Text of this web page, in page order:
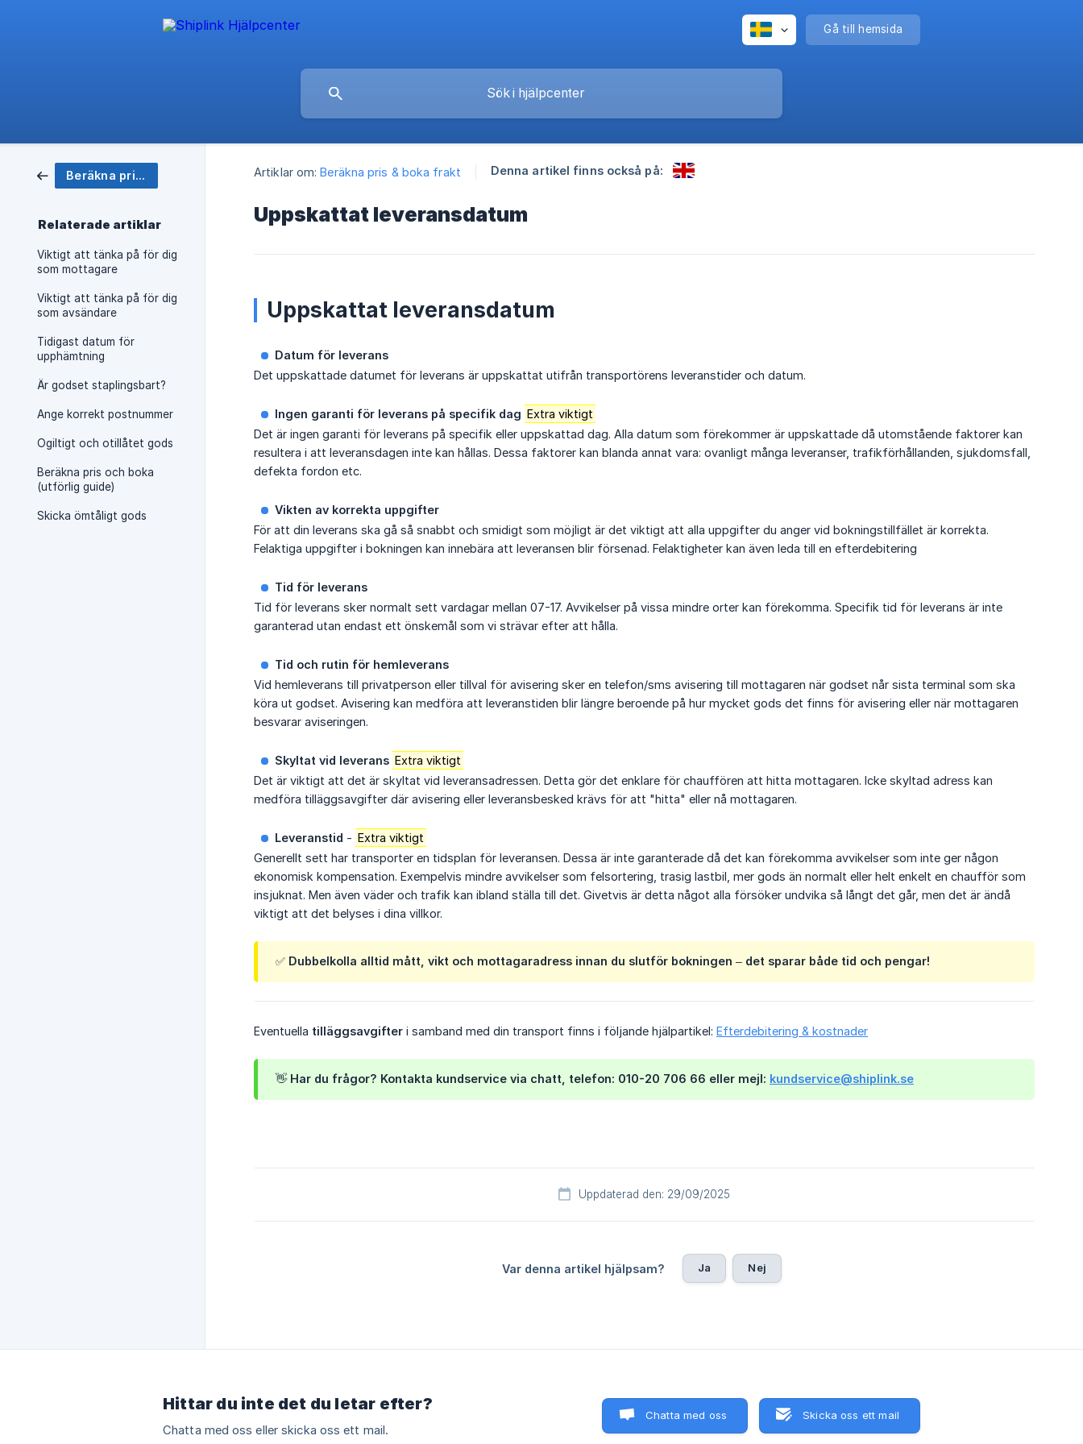
Gå till hemsida
Beräkna pris & boka frakt
Relaterade artiklar
Viktigt att tänka på för dig
som mottagare
Viktigt att tänka på för dig
som avsändare
Tidigast datum för
upphämtning
Är godset staplingsbart?
Ange korrekt postnummer
Ogiltigt och otillåtet gods
Beräkna pris och boka
(utförlig guide)
Skicka ömtåligt gods
Artiklar om: Beräkna pris & boka frakt Denna artikel finns också på:
Uppskattat leveransdatum
Uppskattat leveransdatum
Datum för leverans
Det uppskattade datumet för leverans är uppskattat utifrån transportörens leveranstider och datum.
Ingen garanti för leverans på specifik dag Extra viktigt
Det är ingen garanti för leverans på specifik eller uppskattad dag. Alla datum som förekommer är uppskattade då utomstående faktorer kan
resultera i att leveransdagen inte kan hållas. Dessa faktorer kan blanda annat vara: ovanligt många leveranser, trafikförhållanden, sjukdomsfall,
defekta fordon etc.
Vikten av korrekta uppgifter
För att din leverans ska gå så snabbt och smidigt som möjligt är det viktigt att alla uppgifter du anger vid bokningstillfället är korrekta.
Felaktiga uppgifter i bokningen kan innebära att leveransen blir försenad. Felaktigheter kan även leda till en efterdebitering
Tid för leverans
Tid för leverans sker normalt sett vardagar mellan 07-17. Avvikelser på vissa mindre orter kan förekomma. Specifik tid för leverans är inte
garanterad utan endast ett önskemål som vi strävar efter att hålla.
Tid och rutin för hemleverans
Vid hemleverans till privatperson eller tillval för avisering sker en telefon/sms avisering till mottagaren när godset når sista terminal som ska
köra ut godset. Avisering kan medföra att leveranstiden blir längre beroende på hur mycket gods det finns för avisering eller när mottagaren
besvarar aviseringen.
Skyltat vid leverans Extra viktigt
Det är viktigt att det är skyltat vid leveransadressen. Detta gör det enklare för chauffören att hitta mottagaren. Icke skyltad adress kan
medföra tilläggsavgifter där avisering eller leveransbesked krävs för att "hitta" eller nå mottagaren.
Leveranstid - Extra viktigt
Generellt sett har transporter en tidsplan för leveransen. Dessa är inte garanterade då det kan förekomma avvikelser som inte ger någon
ekonomisk kompensation. Exempelvis mindre avvikelser som felsortering, trasig lastbil, mer gods än normalt eller helt enkelt en chaufför som
insjuknat. Men även väder och trafik kan ibland ställa till det. Givetvis är detta något alla försöker undvika så långt det går, men det är ändå
viktigt att det belyses i dina villkor.
✅ Dubbelkolla alltid mått, vikt och mottagaradress innan du slutför bokningen – det sparar både tid och pengar!
Eventuella tilläggsavgifter i samband med din transport finns i följande hjälpartikel: Efterdebitering & kostnader
👋 Har du frågor? Kontakta kundservice via chatt, telefon: 010-20 706 66 eller mejl: kundservice@shiplink.se
Uppdaterad den: 29/09/2025
Var denna artikel hjälpsam? Ja Nej
Hittar du inte det du letar efter?
Chatta med oss eller skicka oss ett mail.
Chatta med oss Skicka oss ett mail